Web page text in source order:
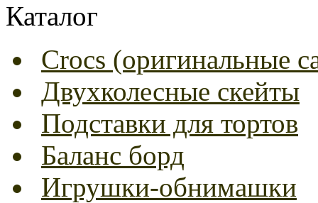
Каталог
Crocs (оригинальные
Двухколесные скейты
Подставки для тортов
Баланс борд
Игрушки-обнимашки